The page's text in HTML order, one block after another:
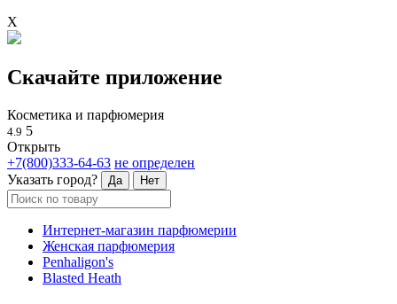
X
Скачайте приложение
Косметика и парфюмерия
4.9 5
Открыть
+7(800)333-64-63 не определен
Указать город?
Да Нет
Интернет-магазин парфюмерии
Женская парфюмерия
Penhaligon's
Blasted Heath